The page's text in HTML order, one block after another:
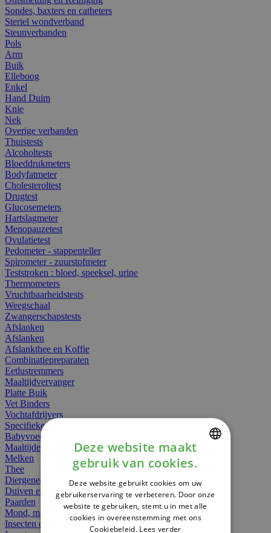
Sondes, baxters en catheters
Steriel wondverband
Steunverbanden
Pols
Arm
Buik
Elleboog
Enkel
Hand Duim
Knie
Nek
Overige verbanden
Thuistests
Alcoholtests
Bloeddrukmeters
Bodyfatmeter
Cholesteroltest
Drugtest
Glucosemeters
Hartslagmeter
Menopauzetest
Ovulatietest
Pedometer - stappenteller
Spirometer - zuurstofmeter
Teststroken : bloed, speeksel, urine
Thermometers
Vruchtbaarheidstests
Weegschaal
Zwangerschapstests
Afslanken
Afslanken
Afslankthee en Koffie
Combinatiepreparaten
Eetlustremmers
Maaltijdvervanger
Platte Buik
Vet Binders
Vochtafdrijvers
Specifieke Voeding
Babyvoeding
Maaltijden
Melken
Thee
Diergeneesmiddelen
Duiven en vogels
Paarden
Mond, muil of snavel
Insecten dieren
DUTCH
FRENCH
ENGLISH
Deze website maakt
gebruik van cookies.
Deze website gebruikt cookies om uw
gebruikerservaring te verbeteren. Door onze
website te gebruiken, stemt u in met alle
cookies in overeenstemming met ons
Cookiebeleid. Lees verder